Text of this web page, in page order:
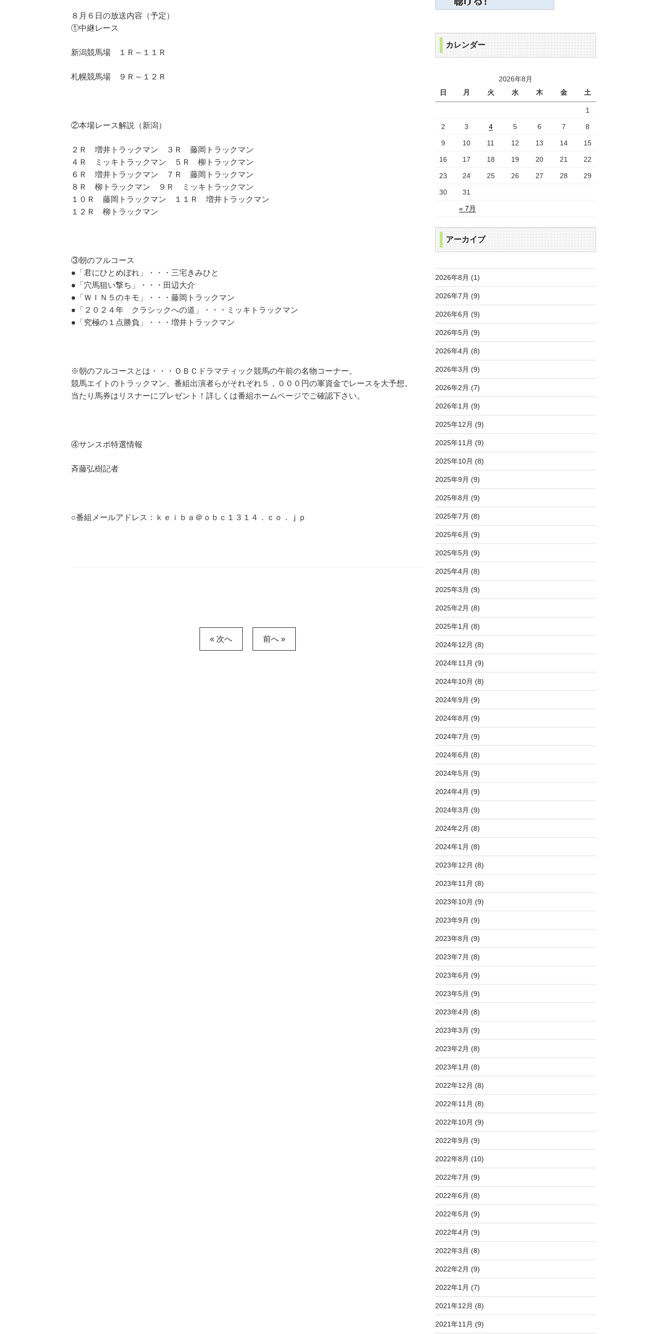
８月６日の放送内容（予定）
①中継レース
新潟競馬場 １Ｒ～１１Ｒ
札幌競馬場 ９Ｒ～１２Ｒ
②本場レース解説（新潟）
２Ｒ 増井トラックマン ３Ｒ 藤岡トラックマン
４Ｒ ミッキトラックマン ５Ｒ 柳トラックマン
６Ｒ 増井トラックマン ７Ｒ 藤岡トラックマン
８Ｒ 柳トラックマン ９Ｒ ミッキトラックマン
１０Ｒ 藤岡トラックマン １１Ｒ 増井トラックマン
１２Ｒ 柳トラックマン
③朝のフルコース
●「君にひとめぼれ」・・・三宅きみひと
●「穴馬狙い撃ち」・・・田辺大介
●「ＷＩＮ５のキモ」・・・藤岡トラックマン
●「２０２４年 クラシックへの道」・・・ミッキトラックマン
●「究極の１点勝負」・・・増井トラックマン
※朝のフルコースとは・・・ＯＢＣドラマティック競馬の午前の名物コーナー。
競馬エイトのトラックマン、番組出演者らがそれぞれ５，０００円の軍資金でレースを大予想。
当たり馬券はリスナーにプレゼント！詳しくは番組ホームページでご確認下さい。
④サンスポ特選情報
斉藤弘樹記者
○番組メールアドレス：ｋｅｉｂａ＠ｏｂｃ１３１４．ｃｏ．ｊｐ
« 次へ 前へ »
カレンダー
2026年8月
日
月 火 水 木 金 土
« 7月
1
2 3 4 5 6 7 8
9 10 11 12 13 14 15
16 17 18 19 20 21 22
23 24 25 26 27 28 29
30 31
アーカイブ
2026年8月 (1)
2026年7月 (9)
2026年6月 (9)
2026年5月 (9)
2026年4月 (8)
2026年3月 (9)
2026年2月 (7)
2026年1月 (9)
2025年12月 (9)
2025年11月 (9)
2025年10月 (8)
2025年9月 (9)
2025年8月 (9)
2025年7月 (8)
2025年6月 (9)
2025年5月 (9)
2025年4月 (8)
2025年3月 (9)
2025年2月 (8)
2025年1月 (8)
2024年12月 (8)
2024年11月 (9)
2024年10月 (8)
2024年9月 (9)
2024年8月 (9)
2024年7月 (9)
2024年6月 (8)
2024年5月 (9)
2024年4月 (9)
2024年3月 (9)
2024年2月 (8)
2024年1月 (8)
2023年12月 (8)
2023年11月 (8)
2023年10月 (9)
2023年9月 (9)
2023年8月 (9)
2023年7月 (8)
2023年6月 (9)
2023年5月 (9)
2023年4月 (8)
2023年3月 (9)
2023年2月 (8)
2023年1月 (8)
2022年12月 (8)
2022年11月 (8)
2022年10月 (9)
2022年9月 (9)
2022年8月 (10)
2022年7月 (9)
2022年6月 (8)
2022年5月 (9)
2022年4月 (9)
2022年3月 (8)
2022年2月 (9)
2022年1月 (7)
2021年12月 (8)
2021年11月 (9)